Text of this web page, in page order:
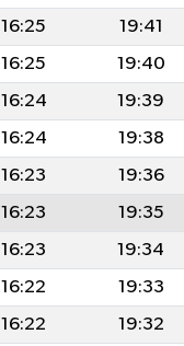
16:25 19:41
16:25 19:40
16:24 19:39
16:24 19:38
16:23 19:36
16:23 19:35
16:23 19:34
16:22 19:33
16:22 19:32